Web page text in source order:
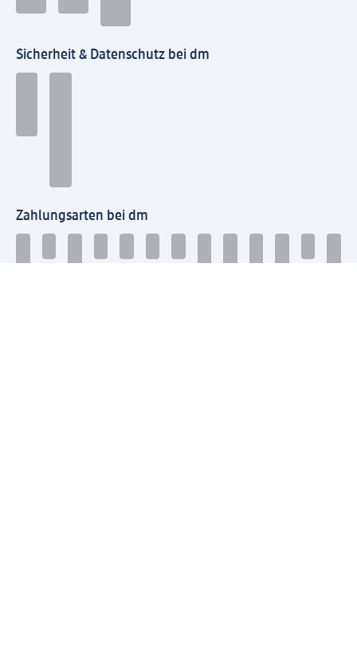
Sicherheit & Datenschutz bei dm
Zahlungsarten bei dm